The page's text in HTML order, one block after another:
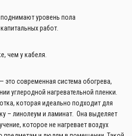
уровень пола
работ.
чем у кабеля.
это современная система обогрева,
углеродной нагревательной пленки.
которая идеально подходит для
– линолеум и ламинат. Она выделяет
которое не нагревает воздух